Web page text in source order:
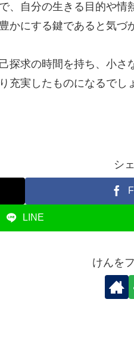
自分の生きる目的や情
かにする鍵であると気づ
探求の時間を持ち、小
充実したものになるでし
シ
LINE
けんを